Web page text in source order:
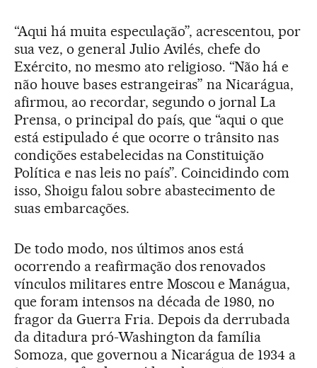
“Aqui há muita especulação”, acrescentou, por
sua vez, o general Julio Avilés, chefe do
Exército, no mesmo ato religioso. “Não há e
não houve bases estrangeiras” na Nicarágua,
afirmou, ao recordar, segundo o jornal La
Prensa, o principal do país, que “aqui o que
está estipulado é que ocorre o trânsito nas
condições estabelecidas na Constituição
Política e nas leis no país”. Coincidindo com
isso, Shoigu falou sobre abastecimento de
suas embarcações.
De todo modo, nos últimos anos está
ocorrendo a reafirmação dos renovados
vínculos militares entre Moscou e Manágua,
que foram intensos na década de 1980, no
fragor da Guerra Fria. Depois da derrubada
da ditadura pró-Washington da família
Somoza, que governou a Nicarágua de 1934 a